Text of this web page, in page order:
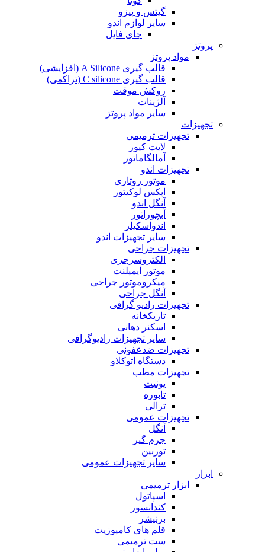
گیتس و پیزو
سایر لوازم اندو
جای فایل
پروتز
مواد پروتز
قالب گیری A Silicone (افزایشی)
قالب گیری C silicone (تراکمی)
روکش موقت
آلژینات
سایر مواد پروتز
تجهیزات
تجهیزات ترمیمی
لایت کیور
آمالگاماتور
تجهیزات اندو
موتور روتاری
اپکس لوکیتور
آنگل اندو
آبچوراتور
اندواسکیلر
سایر تجهیزات اندو
تجهیزات جراحی
الکتروسرجری
موتور ایمپلنت
میکروموتور جراحی
آنگل جراحی
تجهیزات رادیو گرافی
تاریکخانه
اسکنر دهانی
سایر تجهیزات رادیوگرافی
تجهیزات ضدعفونی
دستگاه اتوکلاو
تجهیزات مطب
یونیت
تابوره
ترالی
تجهیزات عمومی
آنگل
جرم گیر
توربین
سایر تجهیزات عمومی
ابزار
ابزار ترمیمی
اسپاتول
کندانسور
برنیشر
قلم های کامپوزیت
ست ترمیمی